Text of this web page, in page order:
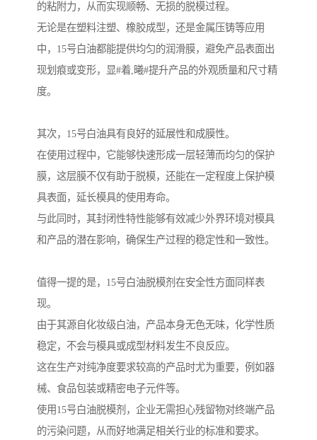
的粘附力，从而实现顺畅、无损的脱模过程。
无论是在塑料注塑、橡胶成型，还是金属压铸等应用
中，15号白油都能提供均匀的润滑膜，避免产品表面出
现划痕或变形，显#着,曦#提升产品的外观质量和尺寸精
度。
其次，15号白油具有良好的延展性和成膜性。
在使用过程中，它能够快速形成一层轻薄而均匀的保护
膜，这层膜不仅有助于脱模，还能在一定程度上保护模
具表面，延长模具的使用寿命。
与此同时，其封闭性特性能够有效减少外界环境对模具
和产品的潜在影响，确保生产过程的稳定性和一致性。
值得一提的是，15号白油脱模剂在安全性方面同样表
现。
由于其源自化妆级白油，产品本身无色无味，化学性质
稳定，不会与模具或成型材料发生不良反应。
这在生产对纯净度要求较高的产品时尤为重要，例如器
械、食品包装或精密电子元件等。
使用15号白油脱模剂，企业无需担心残留物对终端产品
的污染问题，从而好地满足相关行业的标准和要求。